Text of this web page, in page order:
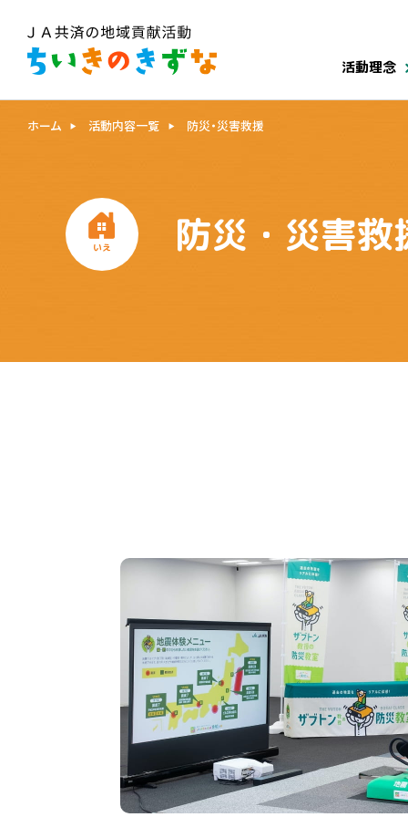
活動理念
ホーム 活動内容一覧 防災・災害救援
いえ 防災・災害救